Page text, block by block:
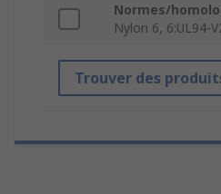
Normes/
Nylon 6, 6:UL94-
Trouver des